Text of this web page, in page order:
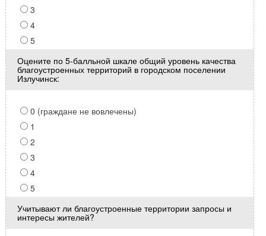
3
4
5
Оцените по 5-балльной шкале общий уровень качества
благоустроенных территорий в городском поселении
Излучинск:
0 (граждане не вовлечены)
1
2
3
4
5
Учитывают ли благоустроенные территории запросы и
интересы жителей?